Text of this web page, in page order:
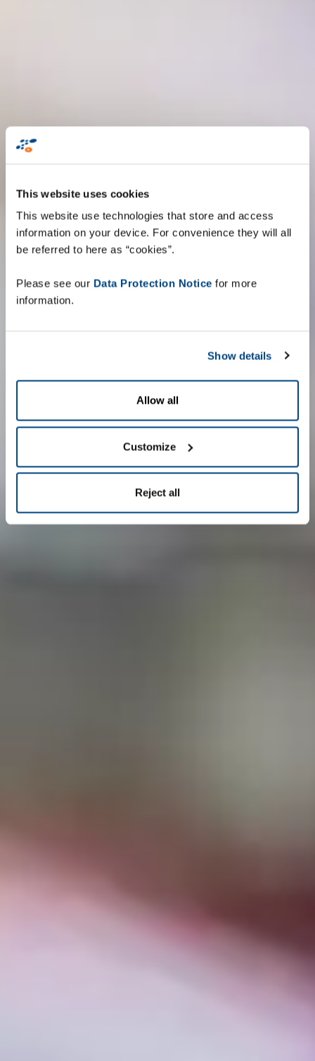
This website uses cookies
This website use technologies that store and access
information on your device. For convenience they will all
be referred to here as “cookies”.
Please see our Data Protection Notice for more
information.
Show details
Allow all
Customize
Reject all